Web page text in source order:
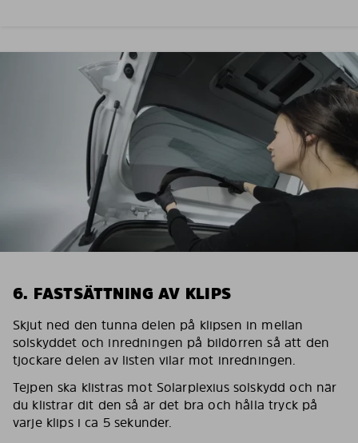
6. FASTSÄTTNING AV KLIPS
Skjut ned den tunna delen på klipsen in mellan
solskyddet och inredningen på bildörren så att den
tjockare delen av listen vilar mot inredningen.
Tejpen ska klistras mot Solarplexius solskydd och när
du klistrar dit den så är det bra och hålla tryck på
varje klips i ca 5 sekunder.